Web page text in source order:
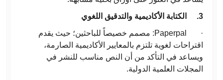
3.
الكتابة الأكاديمية والتدقيق اللغوي
· Paperpal: مصمم خصيصاً للباحثين؛ حيث يقدم
اقتراحات لغوية تلتزم بالمعايير الأكاديمية الصارمة،
ويساعد في التأكد من أن النص مناسب للنشر في
المجلات العلمية الدولية.